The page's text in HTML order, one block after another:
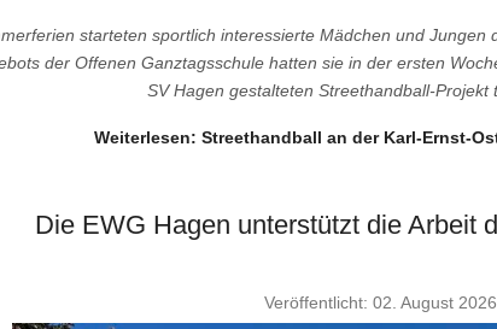
starteten sportlich interessierte Mädchen und
der Offenen Ganztagsschule hatten sie in der ersten
SV Hagen gestalteten Streethandball-Projekt
Weiterlesen: Streethandball an der Karl-Ernst-
Die EWG Hagen unterstützt die Arbeit
Veröffentlicht: 02. August 2026